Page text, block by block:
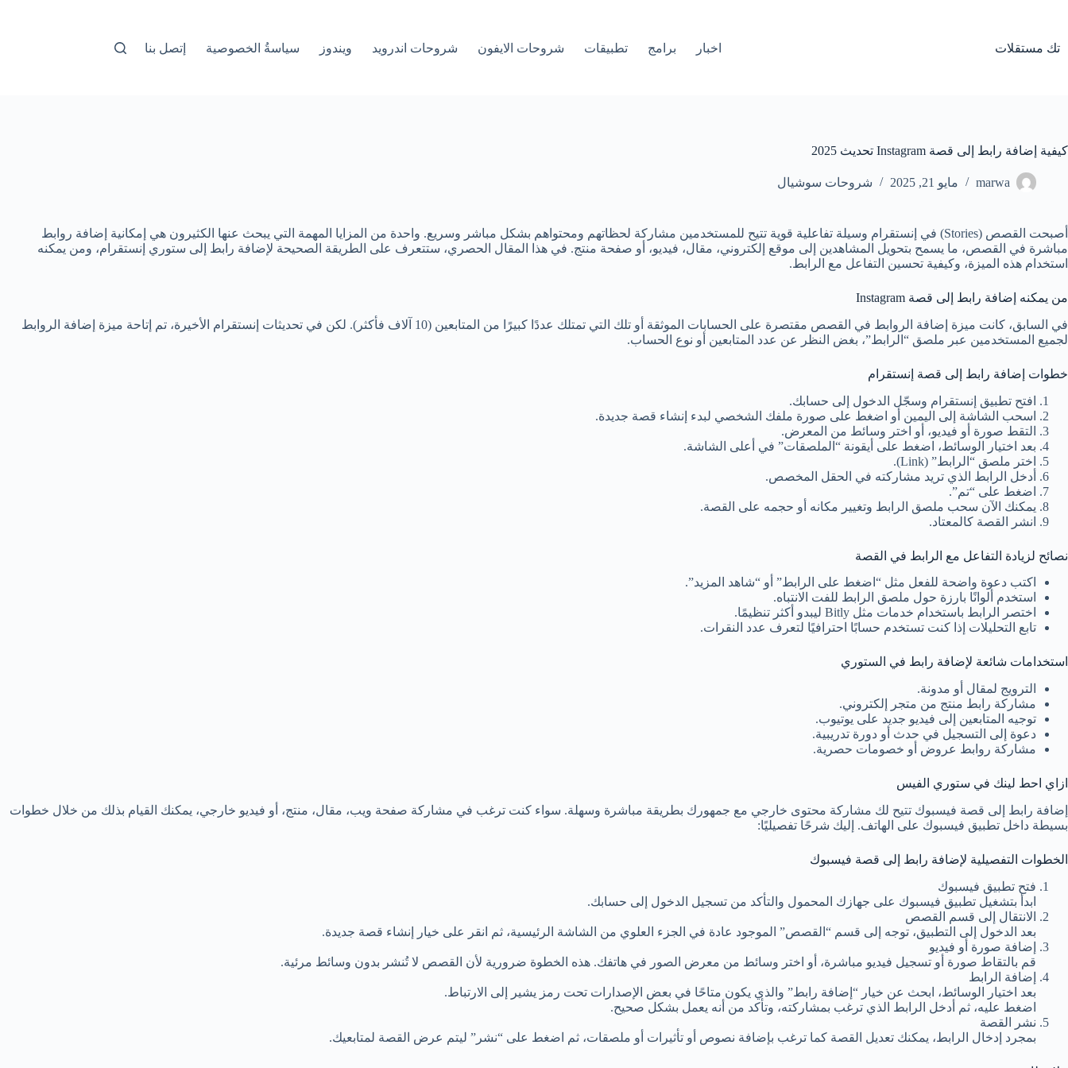
تك مستقلات اخبار برامج تطبيقات شروحات الايفون شروحات اندرويد ويندوز سياسةُ الخصوصية إتصل بنا
كيفية إضافة رابط إلى قصة Instagram تحديث 2025
marwa مايو 21, 2025 شروحات سوشيال
أصبحت القصص (Stories) في إنستقرام وسيلة تفاعلية قوية تتيح للمستخدمين مشاركة لحظاتهم ومحتواهم بشكل مباشر وسريع. واحدة من المزايا المهمة التي يبحث عنها الكثيرون هي إمكانية إضافة روابط
مباشرة في القصص، ما يسمح بتحويل المشاهدين إلى موقع إلكتروني، مقال، فيديو، أو صفحة منتج. في هذا المقال الحصري، ستتعرف على الطريقة الصحيحة لإضافة رابط إلى ستوري إنستقرام، ومن يمكنه
استخدام هذه الميزة، وكيفية تحسين التفاعل مع الرابط.
من يمكنه إضافة رابط إلى قصة Instagram
في السابق، كانت ميزة إضافة الروابط في القصص مقتصرة على الحسابات الموثقة أو تلك التي تمتلك عددًا كبيرًا من المتابعين (10 آلاف فأكثر). لكن في تحديثات إنستقرام الأخيرة، تم إتاحة ميزة إضافة الروابط
لجميع المستخدمين عبر ملصق “الرابط”، بغض النظر عن عدد المتابعين أو نوع الحساب.
خطوات إضافة رابط إلى قصة إنستقرام
افتح تطبيق إنستقرام وسجّل الدخول إلى حسابك.
اسحب الشاشة إلى اليمين أو اضغط على صورة ملفك الشخصي لبدء إنشاء قصة جديدة.
التقط صورة أو فيديو، أو اختر وسائط من المعرض.
بعد اختيار الوسائط، اضغط على أيقونة “الملصقات” في أعلى الشاشة.
اختر ملصق “الرابط” (Link).
أدخل الرابط الذي تريد مشاركته في الحقل المخصص.
اضغط على “تم”.
يمكنك الآن سحب ملصق الرابط وتغيير مكانه أو حجمه على القصة.
انشر القصة كالمعتاد.
نصائح لزيادة التفاعل مع الرابط في القصة
اكتب دعوة واضحة للفعل مثل “اضغط على الرابط” أو “شاهد المزيد”.
استخدم ألوانًا بارزة حول ملصق الرابط للفت الانتباه.
اختصر الرابط باستخدام خدمات مثل Bitly ليبدو أكثر تنظيمًا.
تابع التحليلات إذا كنت تستخدم حسابًا احترافيًا لتعرف عدد النقرات.
استخدامات شائعة لإضافة رابط في الستوري
الترويج لمقال أو مدونة.
مشاركة رابط منتج من متجر إلكتروني.
توجيه المتابعين إلى فيديو جديد على يوتيوب.
دعوة إلى التسجيل في حدث أو دورة تدريبية.
مشاركة روابط عروض أو خصومات حصرية.
ازاي احط لينك في ستوري الفيس
إضافة رابط إلى قصة فيسبوك تتيح لك مشاركة محتوى خارجي مع جمهورك بطريقة مباشرة وسهلة. سواء كنت ترغب في مشاركة صفحة ويب، مقال، منتج، أو فيديو خارجي، يمكنك القيام بذلك من خلال خطوات
بسيطة داخل تطبيق فيسبوك على الهاتف. إليك شرحًا تفصيليًا:
الخطوات التفصيلية لإضافة رابط إلى قصة فيسبوك
فتح تطبيق فيسبوك
ابدأ بتشغيل تطبيق فيسبوك على جهازك المحمول والتأكد من تسجيل الدخول إلى حسابك.
الانتقال إلى قسم القصص
بعد الدخول إلى التطبيق، توجه إلى قسم “القصص” الموجود عادة في الجزء العلوي من الشاشة الرئيسية، ثم انقر على خيار إنشاء قصة جديدة.
إضافة صورة أو فيديو
قم بالتقاط صورة أو تسجيل فيديو مباشرة، أو اختر وسائط من معرض الصور في هاتفك. هذه الخطوة ضرورية لأن القصص لا تُنشر بدون وسائط مرئية.
إضافة الرابط
بعد اختيار الوسائط، ابحث عن خيار “إضافة رابط” والذي يكون متاحًا في بعض الإصدارات تحت رمز يشير إلى الارتباط.
اضغط عليه، ثم أدخل الرابط الذي ترغب بمشاركته، وتأكد من أنه يعمل بشكل صحيح.
نشر القصة
بمجرد إدخال الرابط، يمكنك تعديل القصة كما ترغب بإضافة نصوص أو تأثيرات أو ملصقات، ثم اضغط على “نشر” ليتم عرض القصة لمتابعيك.